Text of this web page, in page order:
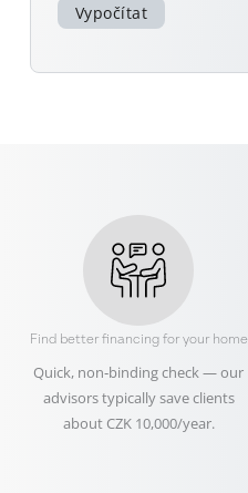
Vypočítat
Find better financing for your home
Quick, non‑binding check — our
advisors typically save clients
about CZK 10,000/year.